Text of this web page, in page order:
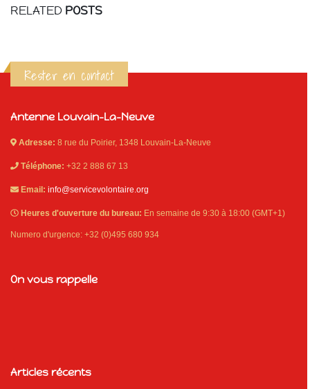
RELATED POSTS
Rester en contact
Antenne Louvain-La-Neuve
Adresse: 8 rue du Poirier, 1348 Louvain-La-Neuve
Téléphone: +32 2 888 67 13
Email: info@servicevolontaire.org
Heures d'ouverture du bureau: En semaine de 9:30 à 18:00 (GMT+1)
Numero d'urgence: +32 (0)495 680 934
On vous rappelle
Articles récents